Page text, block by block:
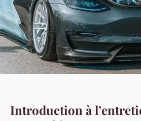
Introduction à